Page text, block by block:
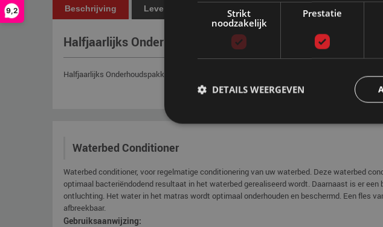
9,2 Beschrijving Levering Betaling Vraag en antwoord
Halfjaarlijks Onderhoudspakket
Halfjaarlijks Onderhoudspakket voor uw waterbed en watermatras In het halfjaarlijks
Waterbed Conditioner
Waterbed conditioner, voor regelmatige conditionering van uw waterbed. Deze waterbed
optimaal bacteriëndodend resultaat in het waterbed gerealiseerd wordt. Daarnaast is er
ontluchting. Het water in het matras wordt optimaal onderhouden en beschermd. Een fles
afbreekbaar.
Gebruiksaanwijzing:
Strikt
noodzakelijk
Prestatie
DETAILS WEERGEVEN